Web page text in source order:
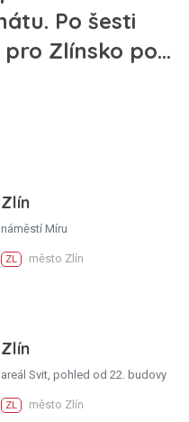
Zlín
náměstí Míru
ZL město Zlín
Zlín
areál Svit, pohled od 22. budovy
ZL město Zlín